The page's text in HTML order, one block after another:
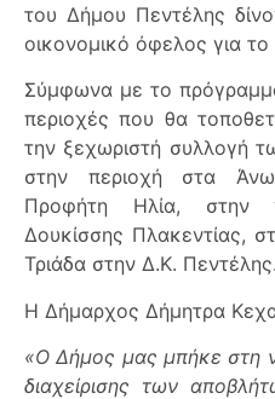
του Δήμου Πεντέλης
οικονομικό όφελος για
Σύμφωνα με το
περιοχές που θα
την ξεχωριστή συλλογή
στην περιοχή στα
Προφήτη Ηλία, στην
Δουκίσσης Πλακεντίας,
Τριάδα στην Δ.Κ. Πεντέλης.
Η Δήμαρχος Δήμητρα
«Ο Δήμος μας μπήκε στη
διαχείρισης των